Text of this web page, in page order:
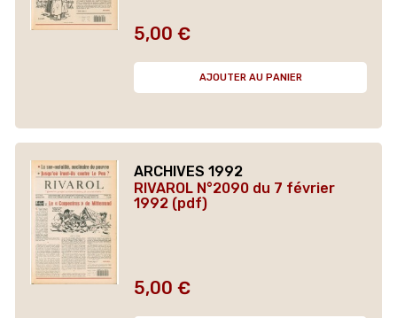
Prix
5,00 €
AJOUTER AU PANIER
ARCHIVES 1992
RIVAROL N°2090 du 7 février
1992 (pdf)
Prix
5,00 €